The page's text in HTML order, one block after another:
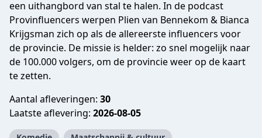
een uithangbord van stal te halen. In de podcast
Provinfluencers werpen Plien van Bennekom & Bianca
Krijgsman zich op als de allereerste influencers voor
de provincie. De missie is helder: zo snel mogelijk naar
de 100.000 volgers, om de provincie weer op de kaart
te zetten.
Aantal afleveringen: 30
Laatste aflevering: 2026-08-05